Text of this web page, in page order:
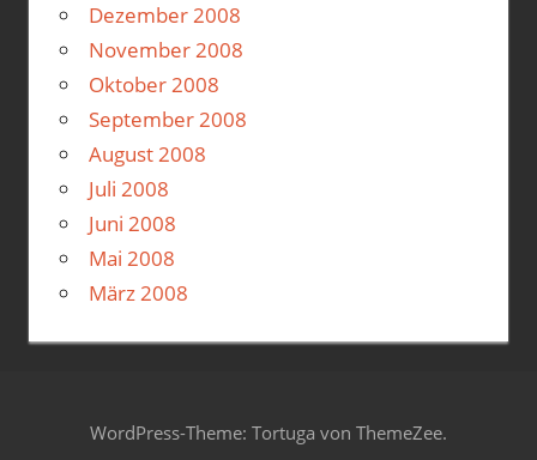
Dezember 2008
November 2008
Oktober 2008
September 2008
August 2008
Juli 2008
Juni 2008
Mai 2008
März 2008
WordPress-Theme: Tortuga von ThemeZee.